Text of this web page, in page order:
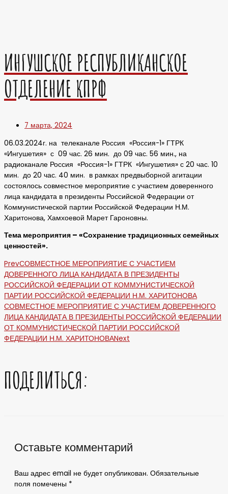
ИНГУШСКОЕ РЕСПУБЛИКАНСКОЕ
ОТДЕЛЕНИЕ КПРФ
7 марта, 2024
06.03.2024г. на телеканале Россия «Россия-1» ГТРК
«Ингушетия» с 09 час. 26 мин. до 09 час. 56 мин., на
радиоканале Россия «Россия-1» ГТРК «Ингушетия» с 20 час. 10
мин. до 20 час. 40 мин. в рамках предвыборной агитации
состоялось совместное мероприятие с участием доверенного
лица кандидата в президенты Российской Федерации от
Коммунистической партии Российской Федерации Н.М.
Харитонова, Хамхоевой Марет Гароновны.
Тема мероприятия – «Сохранение традиционных семейных
ценностей».
PrevСОВМЕСТНОЕ МЕРОПРИЯТИЕ С УЧАСТИЕМ
ДОВЕРЕННОГО ЛИЦА КАНДИДАТА В ПРЕЗИДЕНТЫ
РОССИЙСКОЙ ФЕДЕРАЦИИ ОТ КОММУНИСТИЧЕСКОЙ
ПАРТИИ РОССИЙСКОЙ ФЕДЕРАЦИИ Н.М. ХАРИТОНОВА
СОВМЕСТНОЕ МЕРОПРИЯТИЕ С УЧАСТИЕМ ДОВЕРЕННОГО
ЛИЦА КАНДИДАТА В ПРЕЗИДЕНТЫ РОССИЙСКОЙ ФЕДЕРАЦИИ
ОТ КОММУНИСТИЧЕСКОЙ ПАРТИИ РОССИЙСКОЙ
ФЕДЕРАЦИИ Н.М. ХАРИТОНОВАNext
ПОДЕЛИТЬСЯ:
Оставьте комментарий
Ваш адрес email не будет опубликован. Обязательные
поля помечены *